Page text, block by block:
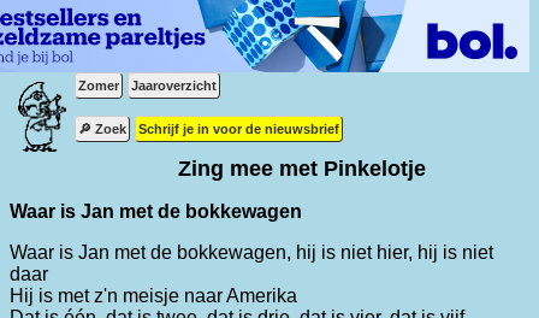
Zomer Jaaroverzicht
🔎 Zoek Schrijf je in voor de nieuwsbrief
Zing mee met Pinkelotje
Waar is Jan met de bokkewagen
Waar is Jan met de bokkewagen, hij is niet hier, hij is niet
daar
Hij is met z'n meisje naar Amerika